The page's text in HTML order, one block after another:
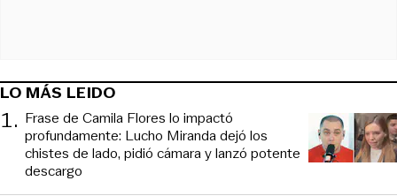
LO MÁS LEIDO
1. Frase de Camila Flores lo impactó
profundamente: Lucho Miranda dejó los
chistes de lado, pidió cámara y lanzó potente
descargo